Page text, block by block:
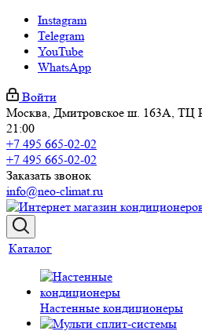
Instagram
Telegram
YouTube
WhatsApp
Войти
Москва, Дмитровское ш. 163А, ТЦ
21:00
+7 495 665-02-02
+7 495 665-02-02
Заказать звонок
info@neo-climat.ru
Каталог
Настенные кондиционеры